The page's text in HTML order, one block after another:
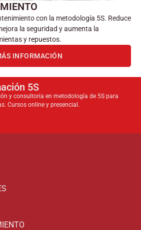
con la metodología 5S. Reduce
la seguridad y aumenta la
y repuestos.
INFORMACIÓN
5S
y consultoria en metodología de 5S para
Cursos online y presencial.